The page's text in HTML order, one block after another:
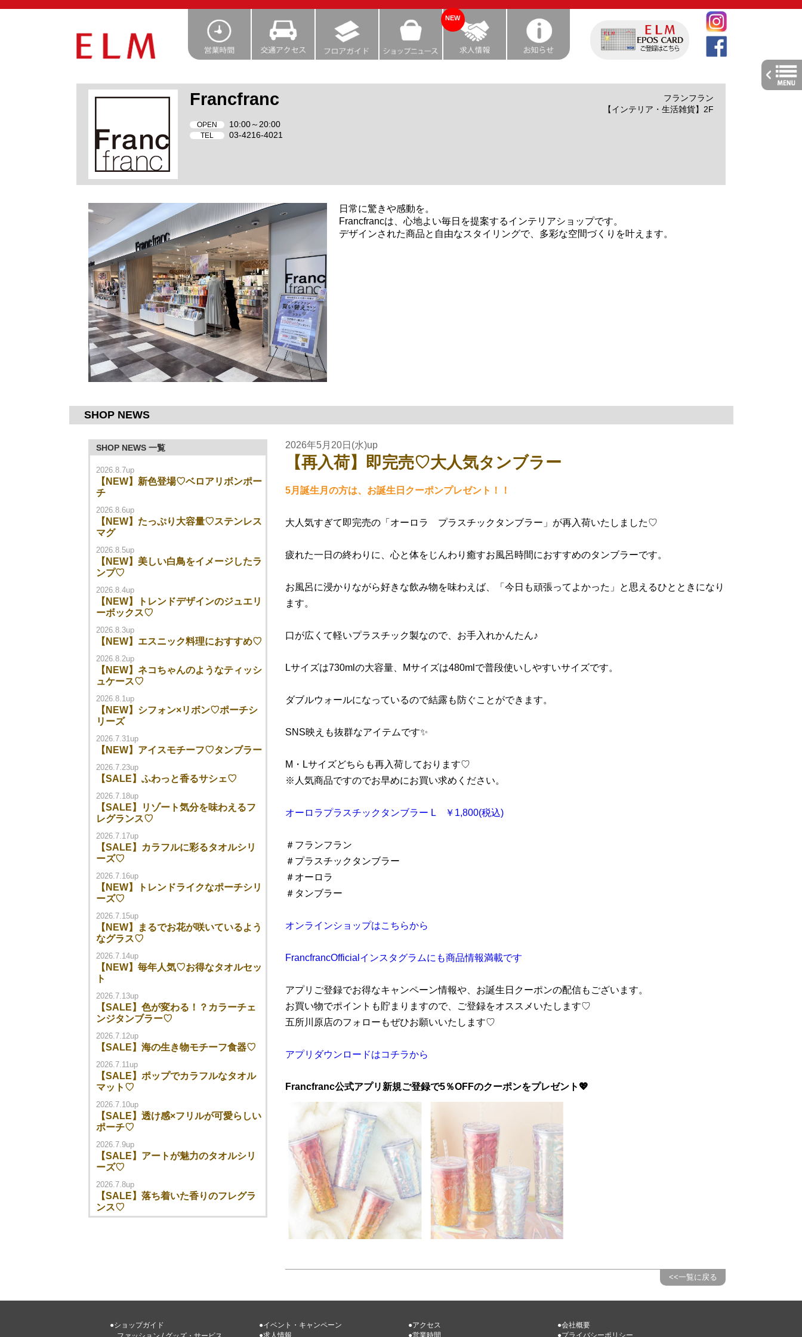
toggle
NEW
Francfranc
フランフラン
【インテリア・生活雑貨】2F
OPEN 10:00～20:00
TEL 03-4216-4021
日常に驚きや感動を。
Francfrancは、心地よい毎日を提案するインテリアショップです。
デザインされた商品と自由なスタイリングで、多彩な空間づくりを叶えます。
SHOP NEWS
SHOP NEWS 一覧
2026.8.7up
【NEW】新色登場♡ベロアリボンポー
チ
2026.8.6up
【NEW】たっぷり大容量♡ステンレス
マグ
2026.8.5up
【NEW】美しい白鳥をイメージしたラ
ンプ♡
2026.8.4up
【NEW】トレンドデザインのジュエリ
ーボックス♡
2026.8.3up
【NEW】エスニック料理におすすめ♡
2026.8.2up
【NEW】ネコちゃんのようなティッシ
ュケース♡
2026.8.1up
【NEW】シフォン×リボン♡ポーチシ
リーズ
2026.7.31up
【NEW】アイスモチーフ♡タンブラー
2026.7.23up
【SALE】ふわっと香るサシェ♡
2026.7.18up
【SALE】リゾート気分を味わえるフ
レグランス♡
2026.7.17up
【SALE】カラフルに彩るタオルシリ
ーズ♡
2026.7.16up
【NEW】トレンドライクなポーチシリ
ーズ♡
2026.7.15up
【NEW】まるでお花が咲いているよう
なグラス♡
2026.7.14up
【NEW】毎年人気♡お得なタオルセッ
ト
2026.7.13up
【SALE】色が変わる！？カラーチェ
ンジタンブラー♡
2026.7.12up
【SALE】海の生き物モチーフ食器♡
2026.7.11up
【SALE】ポップでカラフルなタオル
マット♡
2026.7.10up
【SALE】透け感×フリルが可愛らしい
ポーチ♡
2026.7.9up
【SALE】アートが魅力のタオルシリ
ーズ♡
2026.7.8up
【SALE】落ち着いた香りのフレグラ
ンス♡
2026年5月20日(水)up
【再入荷】即完売♡大人気タンブラー
5月誕生月の方は、お誕生日クーポンプレゼント！！
大人気すぎて即完売の「オーロラ プラスチックタンブラー」が再入荷いたしました♡
疲れた一日の終わりに、心と体をじんわり癒すお風呂時間におすすめのタンブラーです。
お風呂に浸かりながら好きな飲み物を味わえば、「今日も頑張ってよかった」と思えるひとときになり
ます。
口が広くて軽いプラスチック製なので、お手入れかんたん♪
Lサイズは730mlの大容量、Mサイズは480mlで普段使いしやすいサイズです。
ダブルウォールになっているので結露も防ぐことができます。
SNS映えも抜群なアイテムです✨
М・Lサイズどちらも再入荷しております♡
※人気商品ですのでお早めにお買い求めください。
オーロラプラスチックタンブラー L ￥1,800(税込)
＃フランフラン
＃プラスチックタンブラー
＃オーロラ
＃タンブラー
オンラインショップはこちらから
FrancfrancOfficialインスタグラムにも商品情報満載です
アプリご登録でお得なキャンペーン情報や、お誕生日クーポンの配信もございます。
お買い物でポイントも貯まりますので、ご登録をオススメいたします♡
五所川原店のフォローもぜひお願いいたします♡
アプリダウンロードはコチラから
Francfranc公式アプリ新規ご登録で5％OFFのクーポンをプレゼント💖
<<一覧に戻る
●ショップガイド
●イベント・キャンペーン
●求人情報
●アクセス
●営業時間
●会社概要
●プライバシーポリシー